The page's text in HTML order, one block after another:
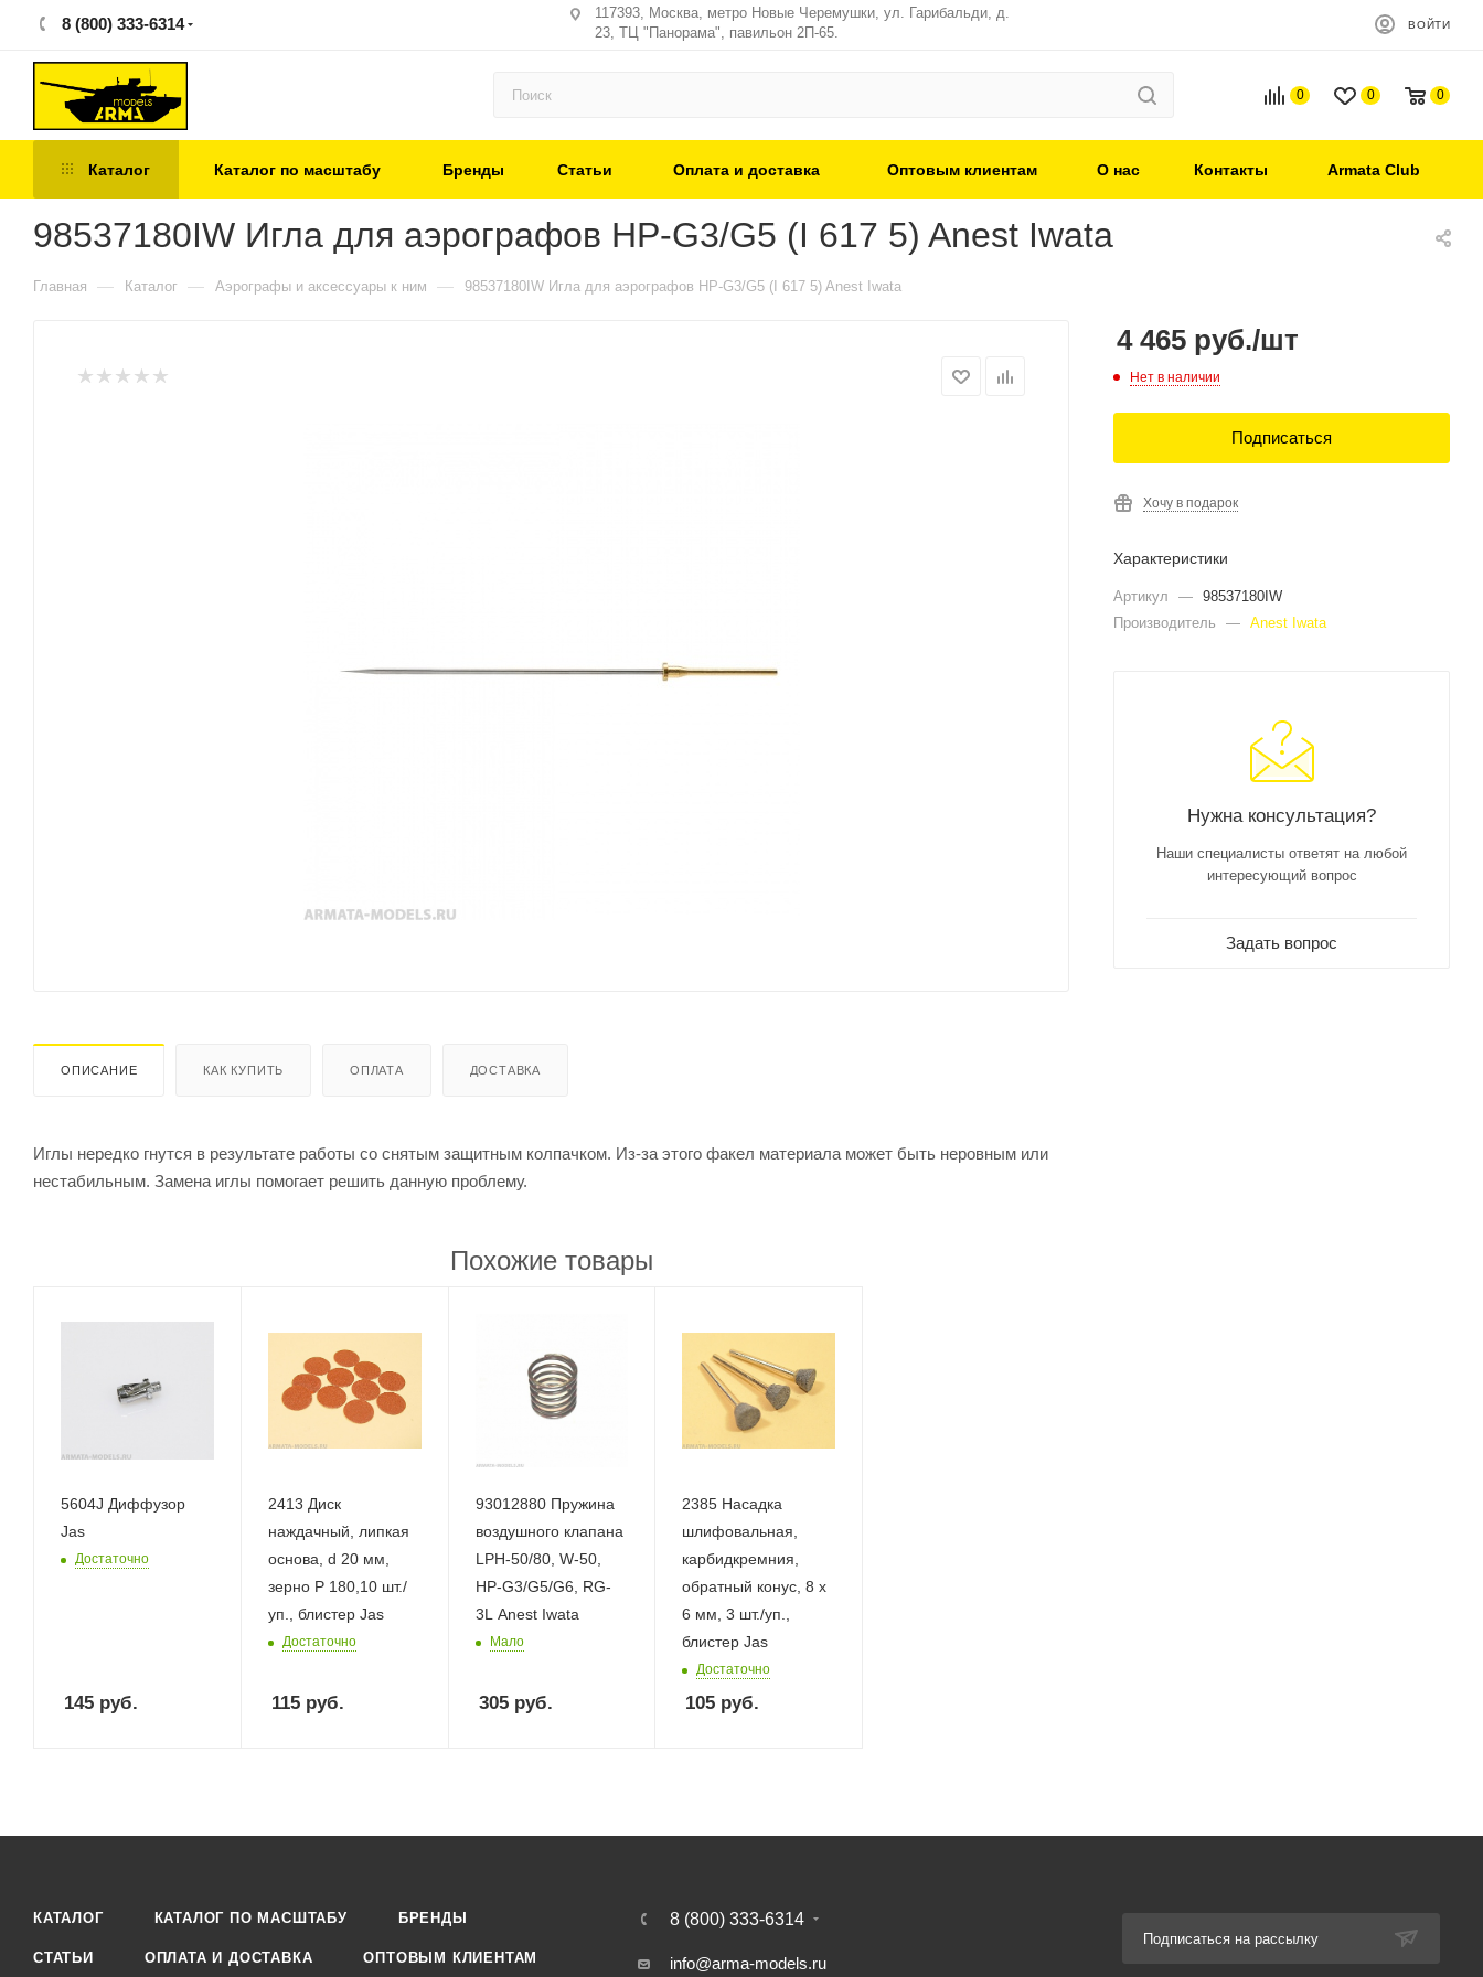
8 (800) 333-6314
117393, Москва, метро Новые Черемушки, ул. Гарибальди, д.
23, ТЦ "Панорама", павильон 2П-65.
ВОЙТИ
0 0 0
Каталог Каталог по масштабу Бренды Статьи Оплата и доставка Оптовым клиентам О нас Контакты Armata Club
98537180IW Игла для аэрографов HP-G3/G5 (I 617 5) Anest Iwata
Главная — Каталог — Аэрографы и аксессуары к ним — 98537180IW Игла для аэрографов HP-G3/G5 (I 617 5) Anest Iwata
ОПИСАНИЕ КАК КУПИТЬ ОПЛАТА ДОСТАВКА
Иглы нередко гнутся в результате работы со снятым защитным колпачком. Из-за этого факел материала может быть неровным или
нестабильным. Замена иглы помогает решить данную проблему.
Похожие товары
5604J Диффузор
Jas
Достаточно
145 руб.
2413 Диск
наждачный, липкая
основа, d 20 мм,
зерно Р 180,10 шт./
уп., блистер Jas
Достаточно
115руб.
93012880 Пружина
воздушного клапана
LPH-50/80, W-50,
HP-G3/G5/G6, RG-
3L Anest Iwata
Мало
305руб.
2385 Насадка
шлифовальная,
карбидкремния,
обратный конус, 8 х
6 мм, 3 шт./уп.,
блистер Jas
Достаточно
105 руб.
4 465 руб./шт
Нет в наличии
Подписаться
Хочу в подарок
Характеристики
Артикул — 98537180IW
Производитель
— Anest Iwata
Нужна консультация?
Наши специалисты ответят на любой
интересующий вопрос
Задать вопрос
КАТАЛОГ КАТАЛОГ ПО МАСШТАБУ БРЕНДЫ
СТАТЬИ ОПЛАТА И ДОСТАВКА ОПТОВЫМ КЛИЕНТАМ
8 (800) 333-6314
info@arma-models.ru
Подписаться на рассылку